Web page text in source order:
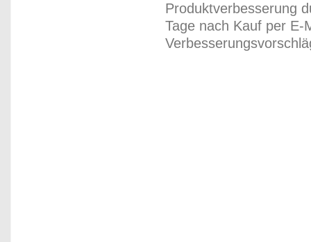
Produktverbesserung
Tage nach Kauf per E-